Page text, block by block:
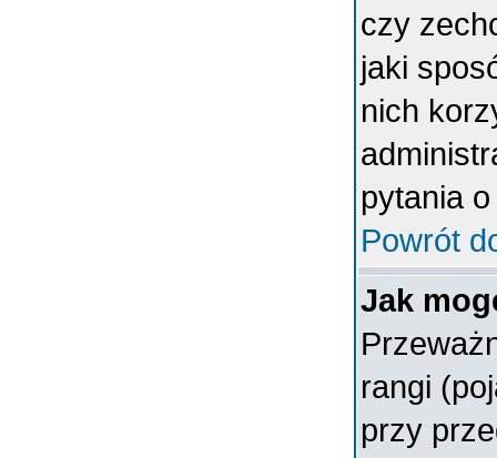
czy
jaki
nich
pytania
Powrót
Jak
rangi
przy